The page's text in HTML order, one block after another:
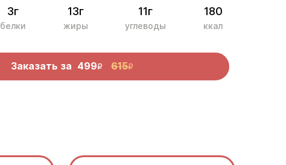
3г
белки
13г
жиры
11г
углеводы
180
ккал
Заказать за 499R 615R